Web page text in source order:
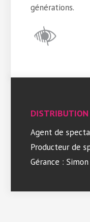
générations.
DISTRIBUTION
Agent de
Producteur de
Gérance :